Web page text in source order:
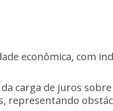
econômica, com
carga de juros
representando